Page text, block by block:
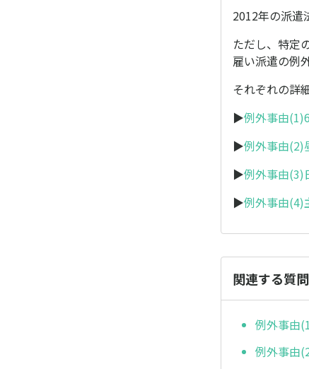
2012年の派遣
ただし、特定
雇い派遣の例
それぞれの詳
▶例外事由
▶例外事由(2)
▶例外事由(3)
▶例外事由(4)
関連する質問
例外事由
例外事由